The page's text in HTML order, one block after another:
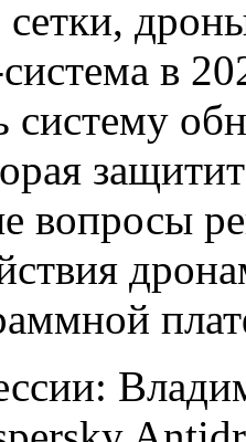
сетки,
в
систему
защитит
вопросы